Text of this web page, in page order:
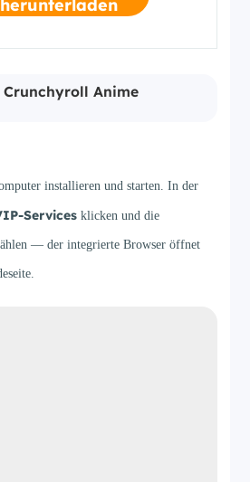
herunterladen
Anime
installieren und starten. In der
Services klicken und die
— der integrierte Browser öffnet